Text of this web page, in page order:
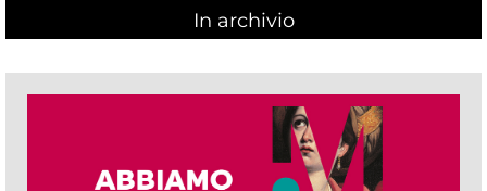
In archivio